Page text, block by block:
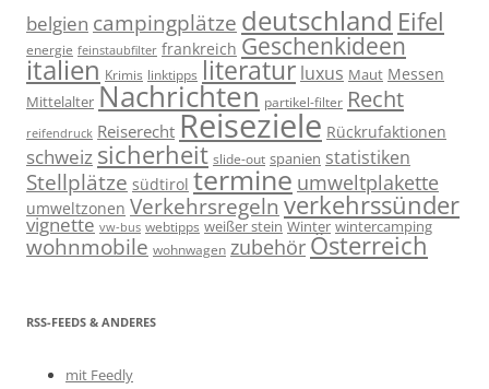
belgien campingplätze deutschland Eifel
energie feinstaubfilter frankreich Geschenkideen
italien Krimis linktipps literatur luxus Maut Messen
Mittelalter Nachrichten partikel-filter Recht
reifendruck Reiserecht Reiseziele Rückrufaktionen
schweiz sicherheit slide-out spanien statistiken
Stellplätze südtirol termine umweltplakette
umweltzonen Verkehrsregeln verkehrssünder
vignette vw-bus webtipps weißer stein Winter wintercamping
wohnmobile wohnwagen zubehör Österreich
RSS-FEEDS & ANDERES
mit Feedly